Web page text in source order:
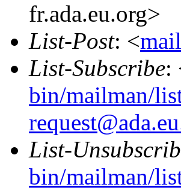
fr.ada.eu.org>
List-Post: <
List-Subscribe:
bin/mailman/
List-
bin/mailman/